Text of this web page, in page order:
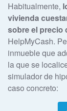
Habitualmente,
vivienda
sobre el precio
HelpMyCash.
inmueble que
la que se
simulador de
caso concreto: